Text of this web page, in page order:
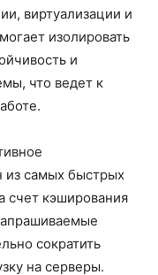
виртуализации и
изолировать
и
что ведет к
из самых быстрых
счет кэширования
сократить
на серверы.